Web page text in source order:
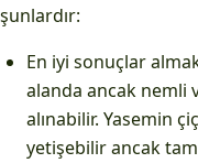
şunlardır:
En iyi sonuçlar
alanda ancak nemli
alınabilir. Yasemin
yetişebilir ancak